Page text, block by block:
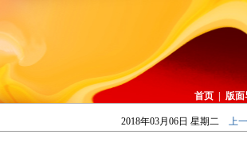
首页 版面
2018年03月06日 星期二 上